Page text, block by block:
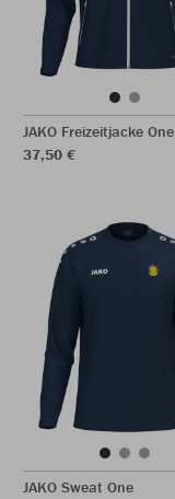
JAKO Freizeitjacke One
37,50 €
JAKO Sweat One